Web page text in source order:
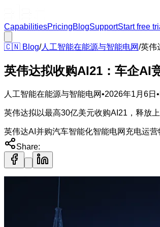
CapabilitiesPricingBlogSupportStart free
🇨🇳 Blog/人工智能在能源与智能电网/英伟
英伟达拟收购AI21：车企AI
人工智能在能源与智能电网•2026年1月6日 •
英伟达拟以最高30亿美元收购AI21，释放
英伟达AI并购汽车智能化智能电网 充电运营
Share: